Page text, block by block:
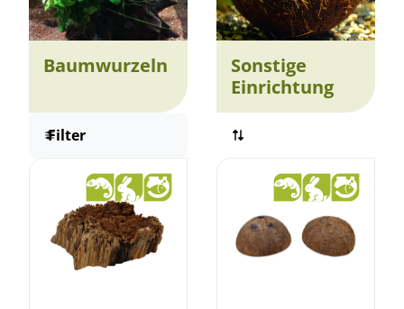
Baumwurzeln
Sonstige
Einrichtung
Filter